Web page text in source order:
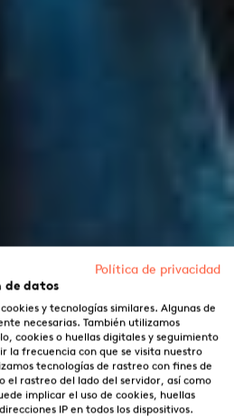
Política de privacidad
de datos
y tecnologías similares. Algunas de
necesarias. También utilizamos
cookies o huellas digitales y seguimiento
la frecuencia con que se visita nuestro
tecnologías de rastreo con fines de
el rastreo del lado del servidor, así como
implicar el uso de cookies, huellas
IP en todos los dispositivos.